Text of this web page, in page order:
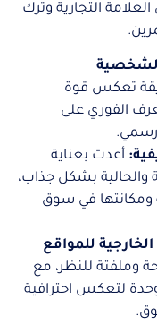
التجارية وترك
الشخصية
تعكس قوة
الفوري على
رسمي.
أعدت بعناية
بشكل جذاب،
ومكانتها في سوق
للمواقع
للنظر، مع
لتعكس احترافية